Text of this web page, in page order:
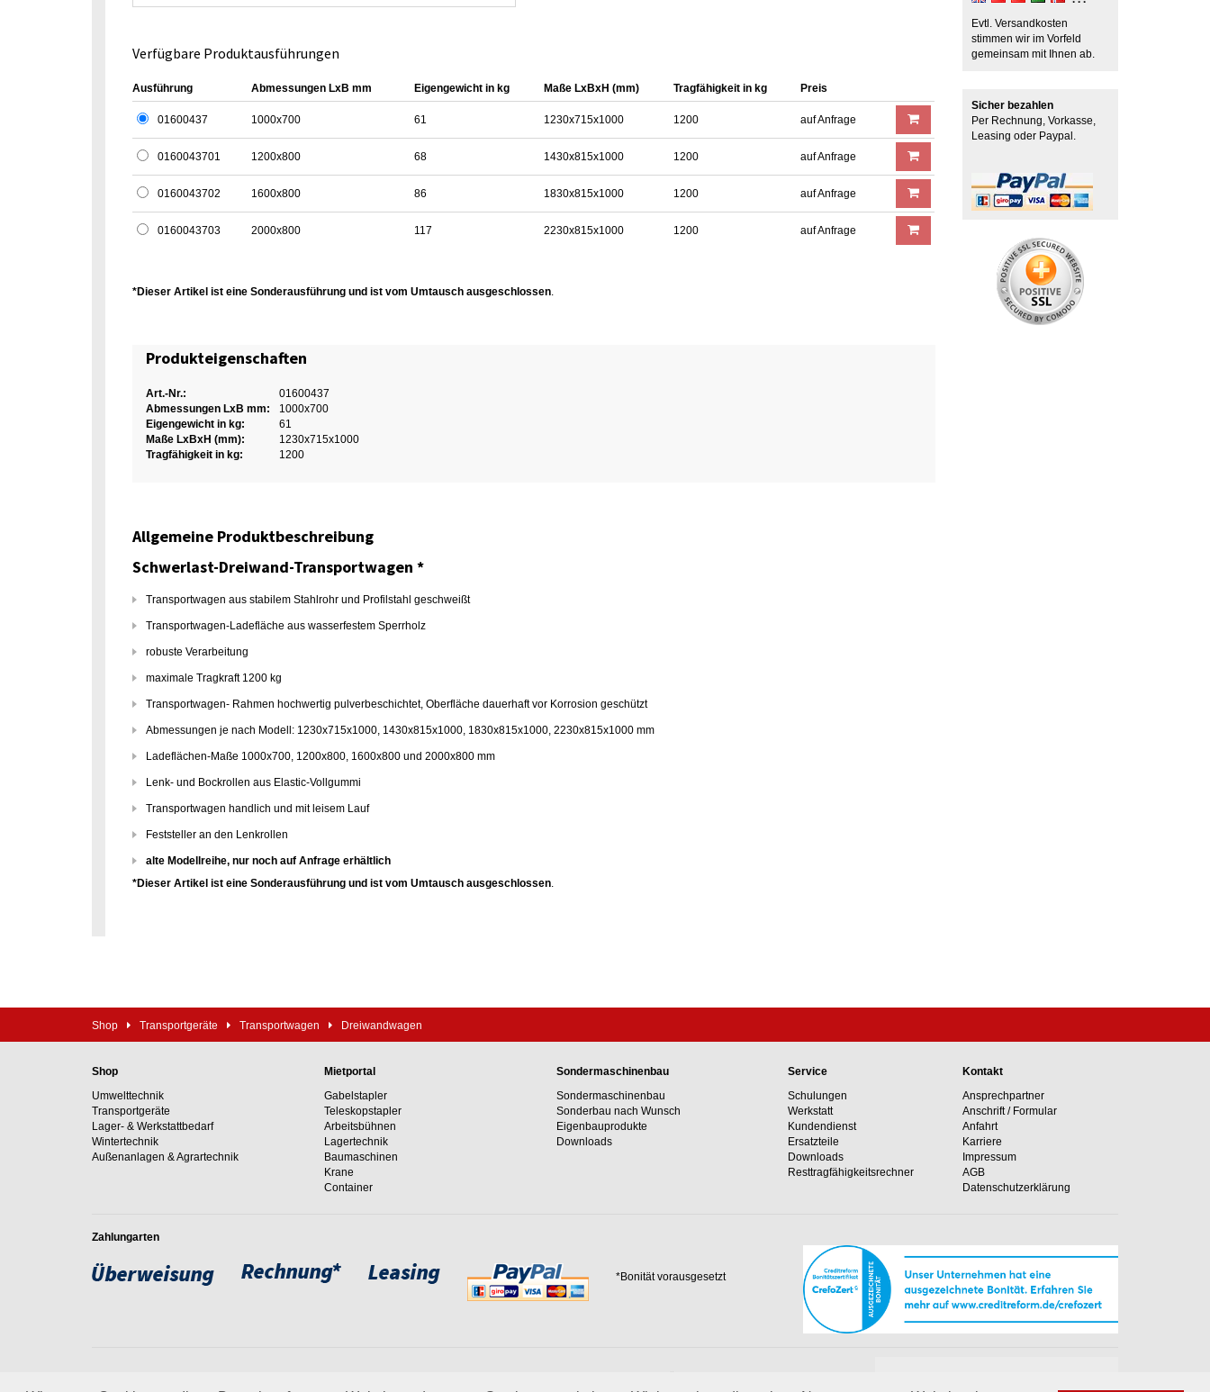
Verfügbare Produktausführungen
Ausführung Abmessungen LxB mm Eigengewicht in kg Maße LxBxH (mm) Tragfähigkeit in kg Preis
01600437 1000x700 61 1230x715x1000 1200 auf Anfrage
0160043701 1200x800 68 1430x815x1000 1200 auf Anfrage
0160043702 1600x800 86 1830x815x1000 1200 auf Anfrage
0160043703 2000x800 117 2230x815x1000 1200 auf Anfrage
*Dieser Artikel ist eine Sonderausführung und ist vom Umtausch ausgeschlossen.
Produkteigenschaften
Art.-Nr.:
01600437
Abmessungen LxB mm:
1000x700
Eigengewicht in kg:
61
Maße LxBxH (mm):
1230x715x1000
Tragfähigkeit in kg:
1200
Allgemeine Produktbeschreibung
Schwerlast-Dreiwand-Transportwagen *
Transportwagen aus stabilem Stahlrohr und Profilstahl geschweißt
Transportwagen-Ladefläche aus wasserfestem Sperrholz
robuste Verarbeitung
maximale Tragkraft 1200 kg
Transportwagen- Rahmen hochwertig pulverbeschichtet, Oberfläche dauerhaft vor Korrosion geschützt
Abmessungen je nach Modell: 1230x715x1000, 1430x815x1000, 1830x815x1000, 2230x815x1000 mm
Ladeflächen-Maße 1000x700, 1200x800, 1600x800 und 2000x800 mm
Lenk- und Bockrollen aus Elastic-Vollgummi
Transportwagen handlich und mit leisem Lauf
Feststeller an den Lenkrollen
alte Modellreihe, nur noch auf Anfrage erhältlich
*Dieser Artikel ist eine Sonderausführung und ist vom Umtausch ausgeschlossen.
Evtl. Versandkosten
stimmen wir im Vorfeld
gemeinsam mit Ihnen ab.
Sicher bezahlen
Per Rechnung, Vorkasse,
Leasing oder Paypal.
Shop Transportgeräte Transportwagen Dreiwandwagen
Shop
Umwelttechnik
Transportgeräte
Lager- & Werkstattbedarf
Wintertechnik
Außenanlagen & Agrartechnik
Mietportal
Gabelstapler
Teleskopstapler
Arbeitsbühnen
Lagertechnik
Baumaschinen
Krane
Container
Sondermaschinenbau
Sondermaschinenbau
Sonderbau nach Wunsch
Eigenbauprodukte
Downloads
Service
Schulungen
Werkstatt
Kundendienst
Ersatzteile
Downloads
Resttragfähig­keits­rechner
Kontakt
Ansprechpartner
Anschrift / Formular
Anfahrt
Karriere
Impressum
AGB
Datenschutzerklärung
Zahlungarten
*Bonität vorausgesetzt
Weltweit setzen wir unsere Erfahrungswerte und unser Streben nach innovativen Lösungen in unvergleichliche Anlagen